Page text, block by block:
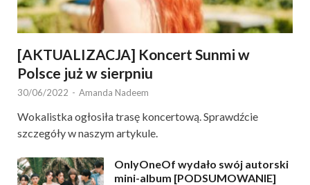
[AKTUALIZACJA] Koncert Sunmi w
Polsce już w sierpniu
30/06/2022 - Amanda Nadeem
Wokalistka ogłosiła trasę koncertową. Sprawdźcie
szczegóły w naszym artykule.
OnlyOneOf wydało swój autorski
mini-album [PODSUMOWANIE]